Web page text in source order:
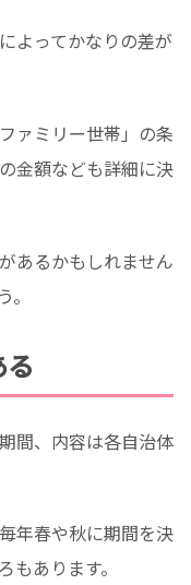
よってかなりの差が
ァミリー世帯」の条
金額なども詳細に決
あるかもしれません
間、内容は各自治体
年春や秋に期間を決
あります。